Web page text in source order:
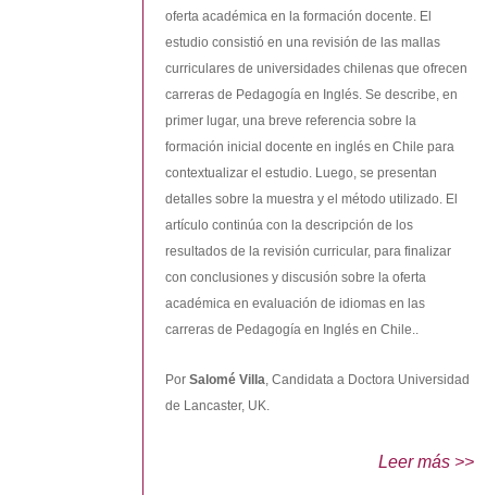
oferta académica en la formación docente. El
estudio consistió en una revisión de las mallas
curriculares de universidades chilenas que ofrecen
carreras de Pedagogía en Inglés. Se describe, en
primer lugar, una breve referencia sobre la
formación inicial docente en inglés en Chile para
contextualizar el estudio. Luego, se presentan
detalles sobre la muestra y el método utilizado. El
artículo continúa con la descripción de los
resultados de la revisión curricular, para finalizar
con conclusiones y discusión sobre la oferta
académica en evaluación de idiomas en las
carreras de Pedagogía en Inglés en Chile..
Por Salomé Villa , Candidata a Doctora Universidad
de Lancaster, UK.
Leer más >>